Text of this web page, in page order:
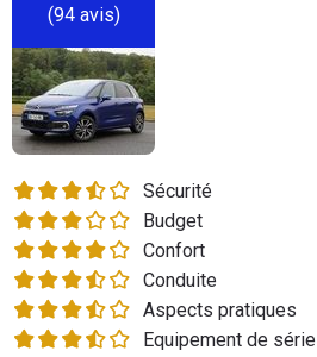
Electriques
Utilitaires
Flottes
Auto
Services
Forum
(94 avis)
Sécurité
Budget
Confort
Conduite
Aspects pratiques
Equipement de série